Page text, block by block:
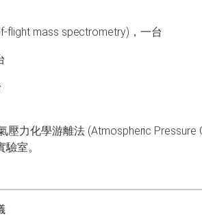
flight mass spectrometry)，一台
壓力化學游離法 (Atmospheric Pressure
室。